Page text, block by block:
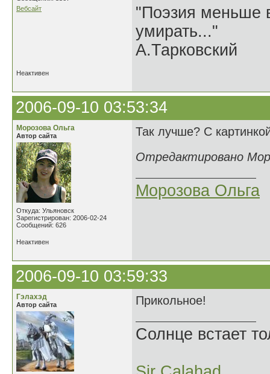
Вебсайт
"Поэзия меньше
умирать..."
А.Тарковский
Неактивен
2006-09-10 03:53:34
Морозова Ольга
Автор сайта
Откуда: Ульяновск
Зарегистрирован: 2006-02-24
Сообщений: 626
Так лучше? С
Отредактировано
Морозова Ольга
Неактивен
2006-09-10 03:59:33
Гэлахэд
Автор сайта Прикольное!
Солнце встает